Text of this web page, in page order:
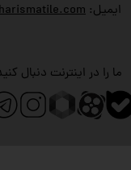
ما را در اینترنت دنبال
ایمیل: